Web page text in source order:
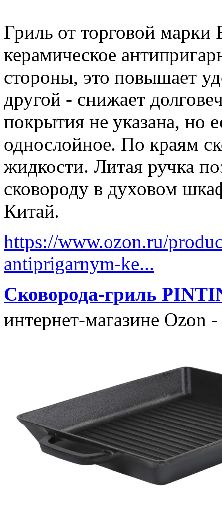
Гриль от торговой марки
керамическое
стороны, это повышает
другой - снижает
покрытия не указана, но
однослойное. По краям
жидкости. Литая ручка
сковороду в духовом
Китай.
https://www.ozon.ru/
antiprigarnym-ke...
Сковорода-гриль
интернет-магазине Ozon